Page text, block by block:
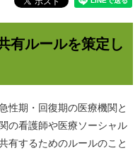
有ルールを策定し
性期・回復期の医療機関と
の看護師や医療ソーシャル
有するためのルールのこと